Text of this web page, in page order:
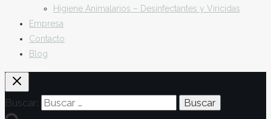
Higiene Animalarios – Desinfectantes y Viricidas
Empresa
Contacto
Blog
Buscar: